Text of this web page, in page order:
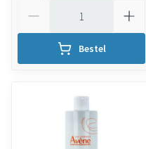
Bestel